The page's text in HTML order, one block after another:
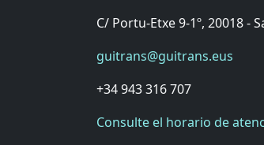
C/ Portu-Etxe 9-1º, 20018 -
guitrans@guitrans.eus
+34 943 316 707
Consulte el horario de